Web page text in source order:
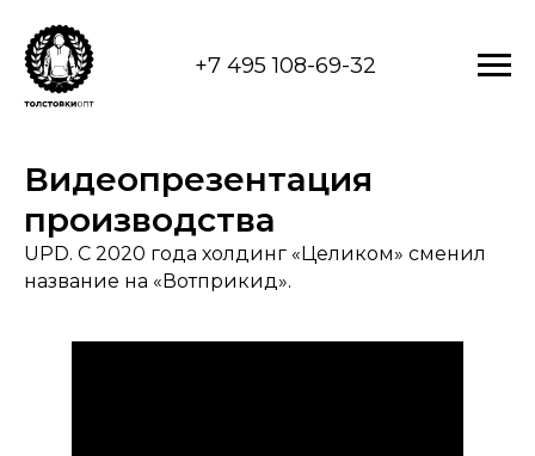
+7 495 108-69-32
Видеопрезентация
производства
UPD. С 2020 года холдинг «Целиком» сменил
название на «Вотприкид».